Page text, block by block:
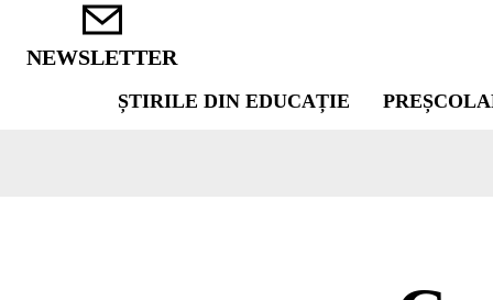
NEWSLETTER
ȘTIRILE DIN EDUCAȚIE